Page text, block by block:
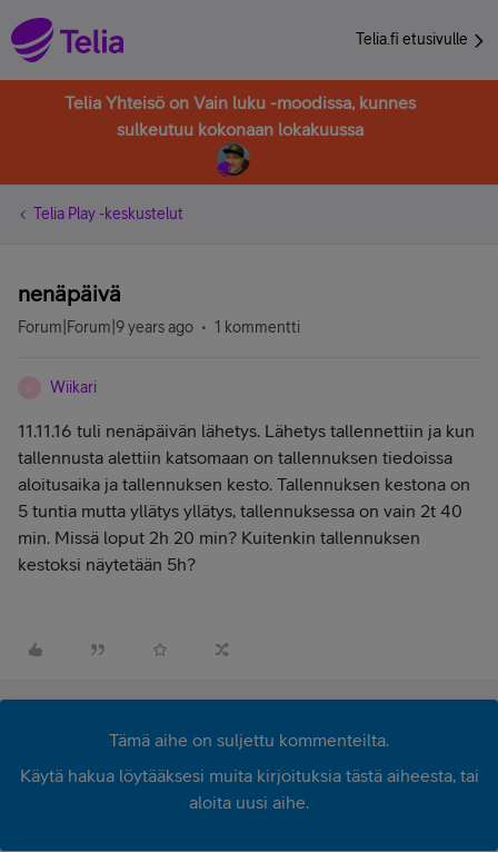
Telia.fi etusivulle
Telia Yhteisö on Vain luku -moodissa, kunnes
sulkeutuu kokonaan lokakuussa
Telia Play -keskustelut
nenäpäivä
Forum|Forum|9 years ago 1 kommentti
Wiikari
11.11.16 tuli nenäpäivän lähetys. Lähetys tallennettiin ja kun
tallennusta alettiin katsomaan on tallennuksen tiedoissa
aloitusaika ja tallennuksen kesto. Tallennuksen kestona on
5 tuntia mutta yllätys yllätys, tallennuksessa on vain 2t 40
min. Missä loput 2h 20 min? Kuitenkin tallennuksen
kestoksi näytetään 5h?
Tämä aihe on suljettu kommenteilta.
Käytä hakua löytääksesi muita kirjoituksia tästä aiheesta, tai
aloita uusi aihe.